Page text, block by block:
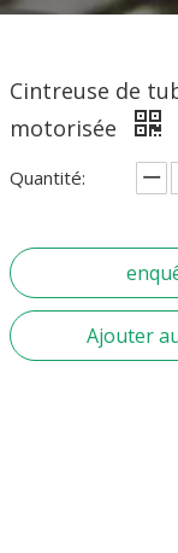
Cintreuse de
motorisée
Quantité:
Ajouter